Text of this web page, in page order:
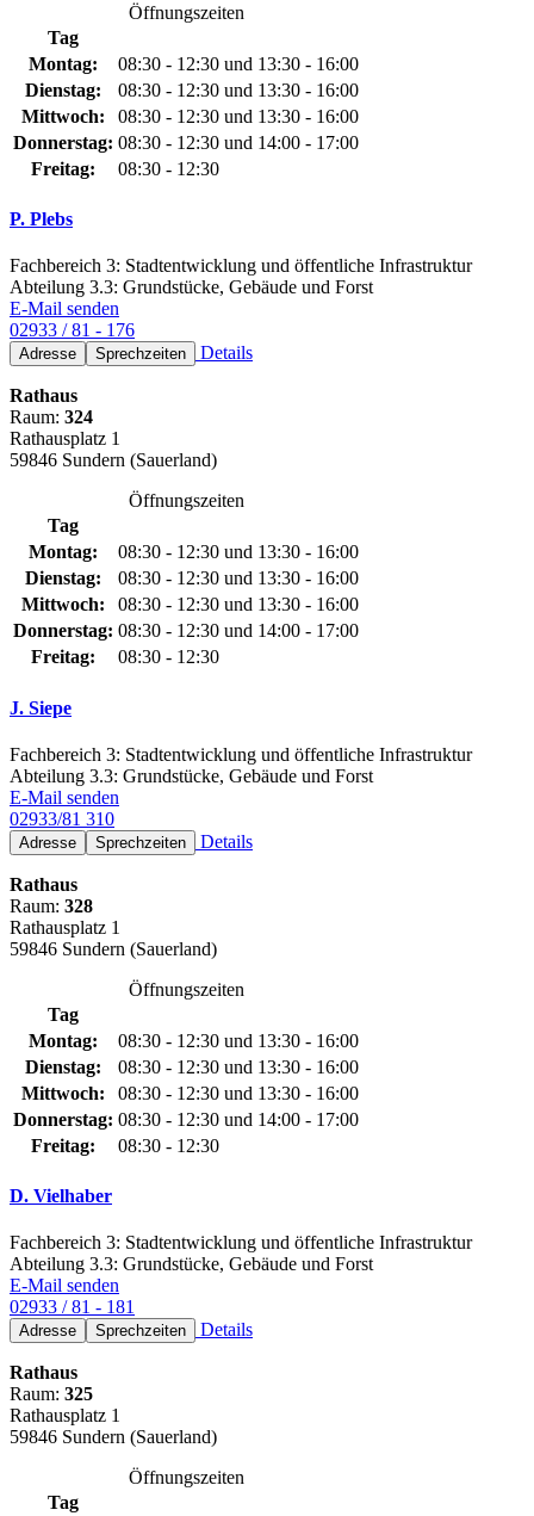
Öffnungszeiten
Tag
Montag:
08:30 - 12:30 und 13:30 - 16:00
Dienstag:
08:30 - 12:30 und 13:30 - 16:00
Mittwoch:
08:30 - 12:30 und 13:30 - 16:00
Donnerstag: 08:30 - 12:30 und 14:00 - 17:00
Freitag:
08:30 - 12:30
P. Plebs
Fachbereich 3: Stadtentwicklung und öffentliche Infrastruktur
Abteilung 3.3: Grundstücke, Gebäude und Forst
E-Mail senden
02933 / 81 - 176
Adresse Sprechzeiten Details
Rathaus
Raum: 324
Rathausplatz 1
59846 Sundern (Sauerland)
Öffnungszeiten
Tag
Montag:
08:30 - 12:30 und 13:30 - 16:00
Dienstag:
08:30 - 12:30 und 13:30 - 16:00
Mittwoch:
08:30 - 12:30 und 13:30 - 16:00
Donnerstag: 08:30 - 12:30 und 14:00 - 17:00
Freitag:
08:30 - 12:30
J. Siepe
Fachbereich 3: Stadtentwicklung und öffentliche Infrastruktur
Abteilung 3.3: Grundstücke, Gebäude und Forst
E-Mail senden
02933/81 310
Adresse Sprechzeiten Details
Rathaus
Raum: 328
Rathausplatz 1
59846 Sundern (Sauerland)
Öffnungszeiten
Tag
Montag:
08:30 - 12:30 und 13:30 - 16:00
Dienstag:
08:30 - 12:30 und 13:30 - 16:00
Mittwoch:
08:30 - 12:30 und 13:30 - 16:00
Donnerstag: 08:30 - 12:30 und 14:00 - 17:00
Freitag:
08:30 - 12:30
D. Vielhaber
Fachbereich 3: Stadtentwicklung und öffentliche Infrastruktur
Abteilung 3.3: Grundstücke, Gebäude und Forst
E-Mail senden
02933 / 81 - 181
Adresse Sprechzeiten Details
Rathaus
Raum: 325
Rathausplatz 1
59846 Sundern (Sauerland)
Öffnungszeiten
Tag